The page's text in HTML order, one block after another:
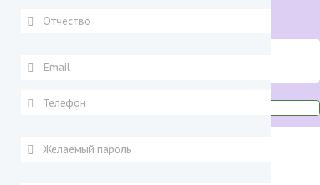
Главная
ИП Власова Марина Евгеньевна